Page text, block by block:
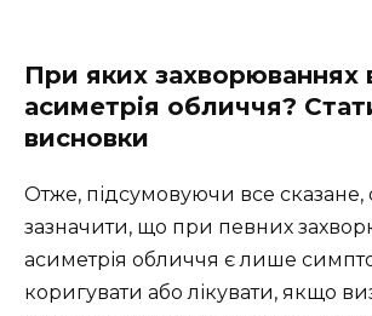
При яких захворюваннях
асиметрія обличчя?
висновки
Отже, підсумовуючи все сказане,
зазначити, що при певних
асиметрія обличчя є лише
коригувати або лікувати, якщо